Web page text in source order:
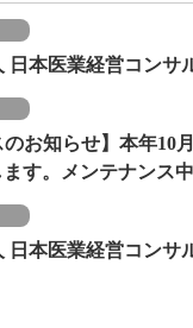
日本医業経営コン
のお知らせ】本年
す。メンテナンス
日本医業経営コン